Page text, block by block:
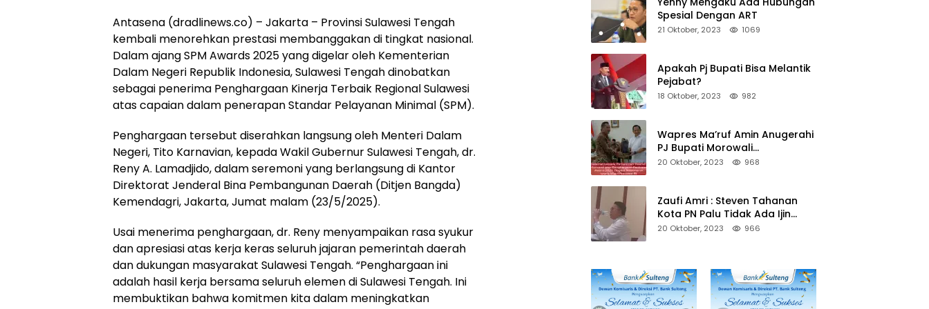
Antasena (dradlinews.co) – Jakarta – Provinsi Sulawesi Tengah
kembali menorehkan prestasi membanggakan di tingkat nasional.
Dalam ajang SPM Awards 2025 yang digelar oleh Kementerian
Dalam Negeri Republik Indonesia, Sulawesi Tengah dinobatkan
sebagai penerima Penghargaan Kinerja Terbaik Regional Sulawesi
atas capaian dalam penerapan Standar Pelayanan Minimal (SPM).
Penghargaan tersebut diserahkan langsung oleh Menteri Dalam
Negeri, Tito Karnavian, kepada Wakil Gubernur Sulawesi Tengah, dr.
Reny A. Lamadjido, dalam seremoni yang berlangsung di Kantor
Direktorat Jenderal Bina Pembangunan Daerah (Ditjen Bangda)
Kemendagri, Jakarta, Jumat malam (23/5/2025).
Usai menerima penghargaan, dr. Reny menyampaikan rasa syukur
dan apresiasi atas kerja keras seluruh jajaran pemerintah daerah
dan dukungan masyarakat Sulawesi Tengah. “Penghargaan ini
adalah hasil kerja bersama seluruh elemen di Sulawesi Tengah. Ini
membuktikan bahwa komitmen kita dalam meningkatkan
Spesial Dengan ART
21 Oktober, 2023 1069
Apakah Pj Bupati Bisa Melantik
Pejabat?
18 Oktober, 2023 982
Wapres Ma’ruf Amin Anugerahi
PJ Bupati Morowali
Penghargaan Paritrana Award
20 Oktober, 2023 968
Zaufi Amri : Steven Tahanan
Kota PN Palu Tidak Ada Ijin
Keluar Kota
20 Oktober, 2023 966